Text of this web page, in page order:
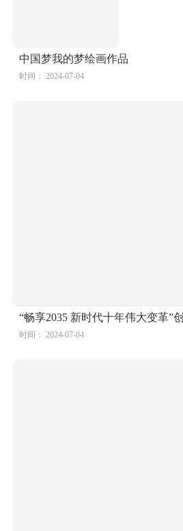
中国梦我的梦绘画作品
时间： 2024-07-04
“畅享2035 新时代十年伟大变革”
时间： 2024-07-04